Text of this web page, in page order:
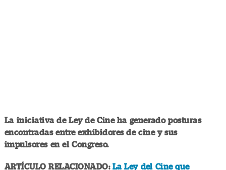
La iniciativa de Ley de Cine ha generado posturas
encontradas entre exhibidores de cine y sus
impulsores en el Congreso.
ARTÍCULO RELACIONADO: La Ley del Cine que